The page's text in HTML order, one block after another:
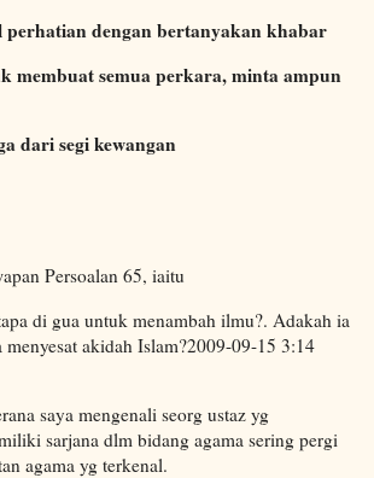
perhatian dengan bertanyakan khabar
membuat semua perkara, minta ampun
dari segi kewangan
Persoalan 65, iaitu
di gua untuk menambah ilmu?. Adakah ia
akidah Islam?2009-09-15 3:14
saya mengenali seorg ustaz yg
sarjana dlm bidang agama sering pergi
agama yg terkenal.